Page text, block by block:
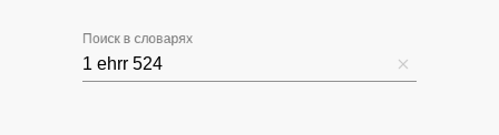
Поиск в словарях